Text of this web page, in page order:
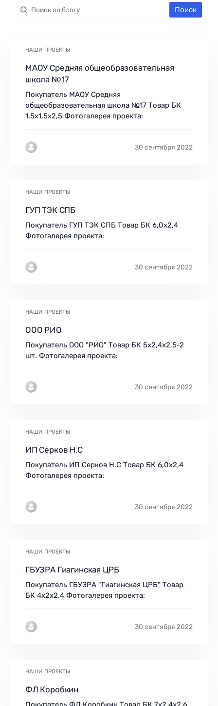
Поиск
НАШИ ПРОЕКТЫ
МАОУ Средняя общеобразовательная
школа №17
Покупатель МАОУ Средняя
общеобразовательная школа №17 Товар БК
1,5х1,5х2,5 Фотогалерея проекта:
30 сентября 2022
НАШИ ПРОЕКТЫ
ГУП ТЭК СПБ
Покупатель ГУП ТЭК СПБ Товар БК 6,0х2,4
Фотогалерея проекта:
30 сентября 2022
НАШИ ПРОЕКТЫ
ООО РИО
Покупатель ООО "РИО" Товар БК 5х2,4х2,5-2
шт. Фотогалерея проекта:
30 сентября 2022
НАШИ ПРОЕКТЫ
ИП Серков Н.С
Покупатель ИП Серков Н.С Товар БК 6,0х2,4
Фотогалерея проекта:
30 сентября 2022
НАШИ ПРОЕКТЫ
ГБУЗРА Гиагинская ЦРБ
Покупатель ГБУЗРА "Гиагинская ЦРБ" Товар
БК 4х2х2,4 Фотогалерея проекта:
30 сентября 2022
НАШИ ПРОЕКТЫ
ФЛ Коробкин